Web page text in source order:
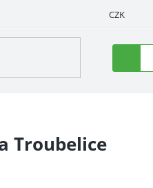
CZK
Troubelice